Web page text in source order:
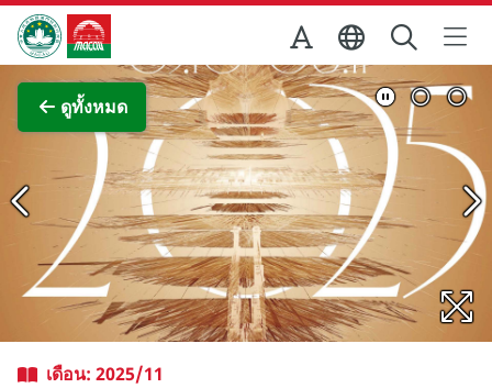
Skip to Main Content
สำนักงานการท่องเที่ยวของรัฐบาลมาเก๊า
ดูทั้งหมด
ภาพขยาย
เดือน: 2025/11